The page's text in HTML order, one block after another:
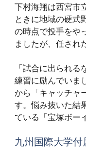
下村海翔は西宮市
ときに地域の硬式
の時点で投手をや
ましたが、任され
「試合に出られ
練習に励んでいま
から「キャッチャ
す。悩み抜いた結
ている「宝塚ボー
九州国際大学